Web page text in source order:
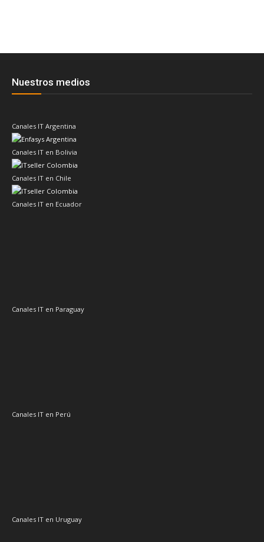
Nuestros medios
Canales IT Argentina
Canales IT en Bolivia
Canales IT en Chile
Canales IT en Ecuador
Canal IT Centroamérica